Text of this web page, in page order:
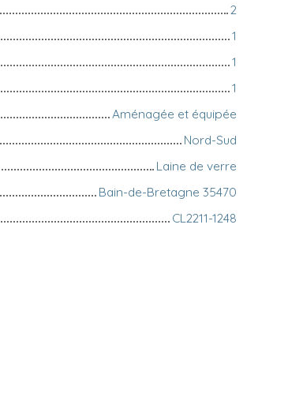
2
1
1
1
Aménagée et équipée
Nord-Sud
Laine de verre
Bain-de-Bretagne 35470
CL2211-1248